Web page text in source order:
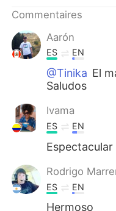
Русский
Indonesia
Português
Commentaires
Aarón
ES EN
@Tinika El
Saludos
Ivama
ES EN
Espectacular
Rodrigo
ES EN
Hermoso